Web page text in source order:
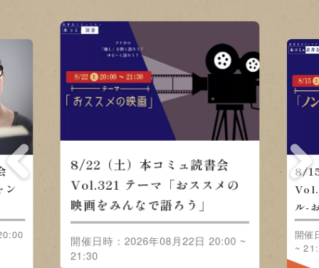
ン
8/22（土）本コミュ読書会
Vol.321 テーマ「おススメの
映画をみんなで語ろう」
開催日時：2026年08月22日 20:00 ~
21:30
8/
ル-
開催
~